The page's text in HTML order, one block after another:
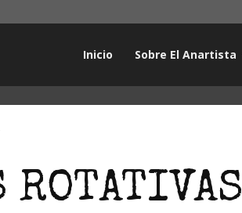
Inicio Sobre El Anartista
ROTATIVAS